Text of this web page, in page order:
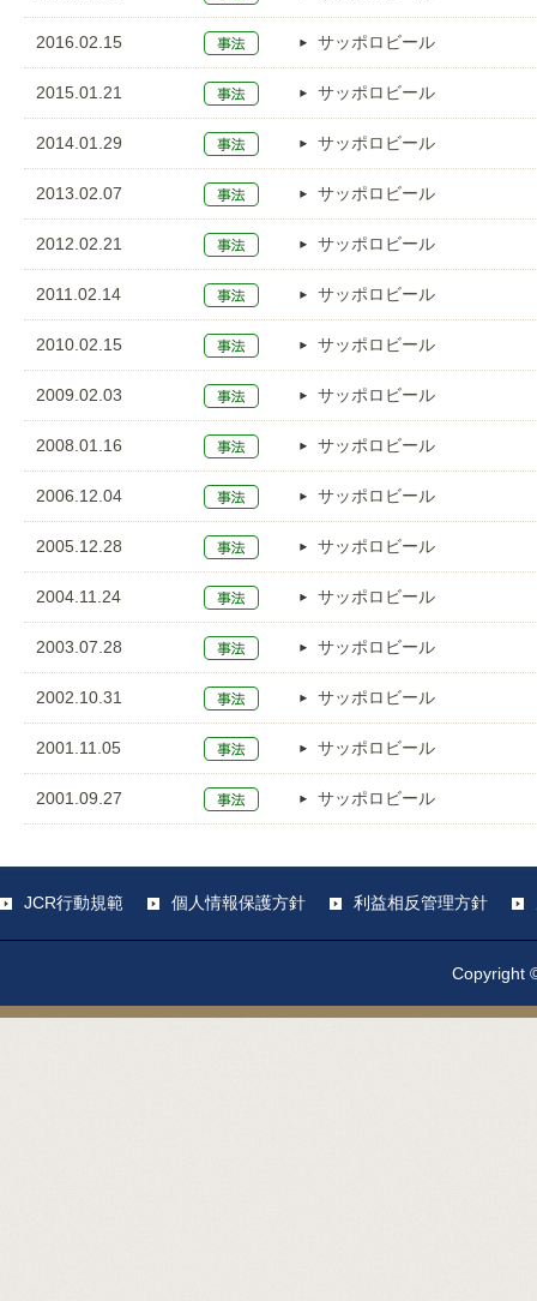
2016.02.15 サッポロビール
2015.01.21 サッポロビール
2014.01.29 サッポロビール
2013.02.07 サッポロビール
2012.02.21 サッポロビール
2011.02.14 サッポロビール
2010.02.15 サッポロビール
2009.02.03 サッポロビール
2008.01.16 サッポロビール
2006.12.04 サッポロビール
2005.12.28 サッポロビール
2004.11.24 サッポロビール
2003.07.28 サッポロビール
2002.10.31 サッポロビール
2001.11.05 サッポロビール
2001.09.27 サッポロビール
JCR行動規範 個人情報保護方針 利益相反管理方針
Copyright